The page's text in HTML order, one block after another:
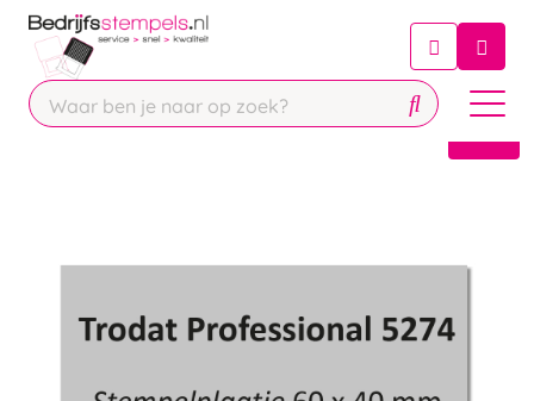
Chatbot
Chat 24/7 met onze chatbot voor
Contact